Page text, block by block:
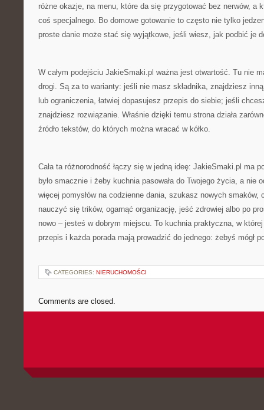
różne okazje, na menu, które da się przygotować bez nerwów, a
coś specjalnego. Bo domowe gotowanie to często nie tylko
proste danie może stać się wyjątkowe, jeśli wiesz, jak podbić je
W całym podejściu JakieSmaki.pl ważna jest otwartość. Tu nie
drogi. Są za to warianty: jeśli nie masz składnika, znajdziesz
lub ograniczenia, łatwiej dopasujesz przepis do siebie; jeśli
znajdziesz rozwiązanie. Właśnie dzięki temu strona działa
źródło tekstów, do których można wracać w kółko.
Cała ta różnorodność łączy się w jedną ideę: JakieSmaki.pl ma
było smacznie i żeby kuchnia pasowała do Twojego życia, a nie
więcej pomysłów na codzienne dania, szukasz nowych
nauczyć się trików, ogarnąć organizację, jeść zdrowiej albo po
nowo – jesteś w dobrym miejscu. To kuchnia praktyczna, w
przepis i każda porada mają prowadzić do jednego: żebyś mógł
CATEGORIES: NIERUCHOMOŚCI
Comments are closed.